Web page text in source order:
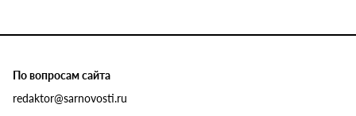
По вопросам сайта
redaktor@sarnovosti.ru